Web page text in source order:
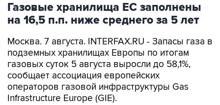
Газовые хранилища ЕС заполнены
на 16,5 п.п. ниже среднего за 5 лет
Москва. 7 августа. INTERFAX.RU - Запасы газа в
подземных хранилищах Европы по итогам
газовых суток 5 августа выросли до 58,1%,
сообщает ассоциация европейских
операторов газовой инфраструктуры Gas
Infrastructure Europe (GIE).